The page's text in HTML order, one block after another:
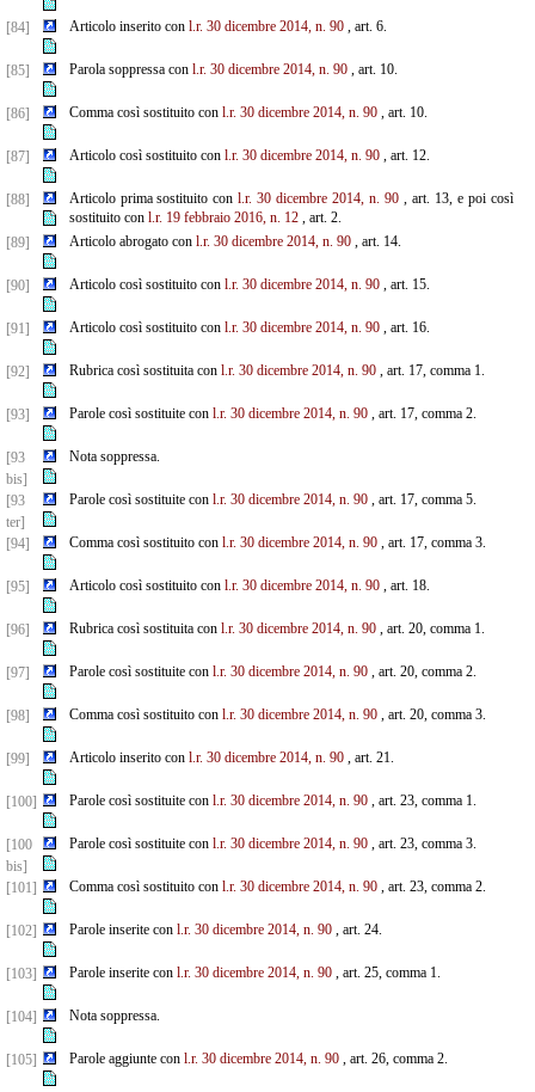
[84] Articolo inserito con l.r. 30 dicembre 2014, n. 90, art. 6.
[85] Parola soppressa con l.r. 30 dicembre 2014, n. 90, art. 10.
[86] Comma così sostituito con l.r. 30 dicembre 2014, n. 90, art. 10.
[87] Articolo così sostituito con l.r. 30 dicembre 2014, n. 90, art. 12.
[88] Articolo prima sostituito conl.r. 30 dicembre 2014, n. 90 , art. 13, e poi così
sostituito con l.r. 19 febbraio 2016, n. 12, art. 2.
[89]
Articolo abrogato con l.r. 30 dicembre 2014, n. 90, art. 14.
[90] Articolo così sostituito con l.r. 30 dicembre 2014, n. 90, art. 15.
[91] Articolo così sostituito con l.r. 30 dicembre 2014, n. 90, art. 16.
[92] Rubrica così sostituita con l.r. 30 dicembre 2014, n. 90, art. 17, comma 1.
[93] Parole così sostituite con l.r. 30 dicembre 2014, n. 90, art. 17, comma 2.
[93
bis]
Nota soppressa.
[93
ter]
Parole così sostituite con l.r. 30 dicembre 2014, n. 90, art. 17, comma 5.
[94] Comma così sostituito con l.r. 30 dicembre 2014, n. 90, art. 17, comma 3.
[95] Articolo così sostituito con l.r. 30 dicembre 2014, n. 90, art. 18.
[96] Rubrica così sostituita con l.r. 30 dicembre 2014, n. 90, art. 20, comma 1.
[97] Parole così sostituite con l.r. 30 dicembre 2014, n. 90, art. 20, comma 2.
[98] Comma così sostituito con l.r. 30 dicembre 2014, n. 90, art. 20, comma 3.
[99] Articolo inserito con l.r. 30 dicembre 2014, n. 90, art. 21.
[100] Parole così sostituite con l.r. 30 dicembre 2014, n. 90, art. 23, comma 1.
[100
bis]
Parole così sostituite con l.r. 30 dicembre 2014, n. 90, art. 23, comma 3.
[101] Comma così sostituito con l.r. 30 dicembre 2014, n. 90, art. 23, comma 2.
[102] Parole inserite con l.r. 30 dicembre 2014, n. 90, art. 24.
[103] Parole inserite con l.r. 30 dicembre 2014, n. 90, art. 25, comma 1.
[104] Nota soppressa.
[105] Parole aggiunte con l.r. 30 dicembre 2014, n. 90, art. 26, comma 2.